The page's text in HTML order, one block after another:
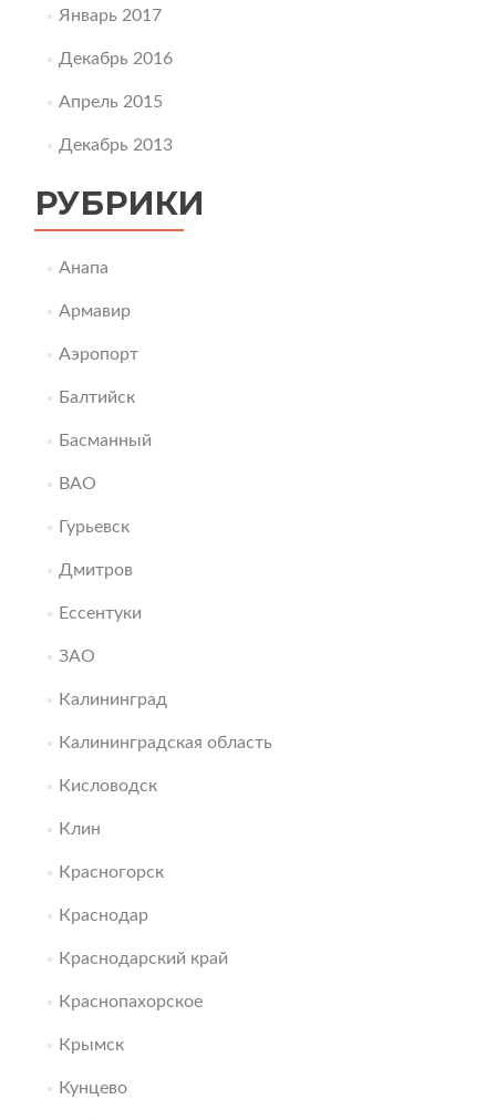
Январь 2017
Декабрь 2016
Апрель 2015
Декабрь 2013
РУБРИКИ
Анапа
Армавир
Аэропорт
Балтийск
Басманный
ВАО
Гурьевск
Дмитров
Ессентуки
ЗАО
Калининград
Калининградская область
Кисловодск
Клин
Красногорск
Краснодар
Краснодарский край
Краснопахорское
Крымск
Кунцево